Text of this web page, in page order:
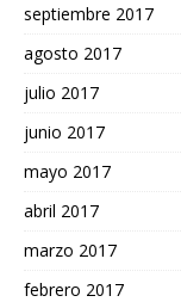
septiembre 2017
agosto 2017
julio 2017
junio 2017
mayo 2017
abril 2017
marzo 2017
febrero 2017